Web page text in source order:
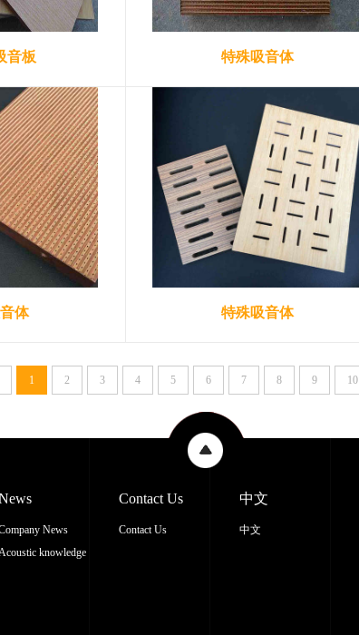
音板 特殊吸音体
体 特殊吸音体
1 2 3 4 5 6 7 8 9 10
News
knowledge
Contact Us
Contact Us
中文
中文